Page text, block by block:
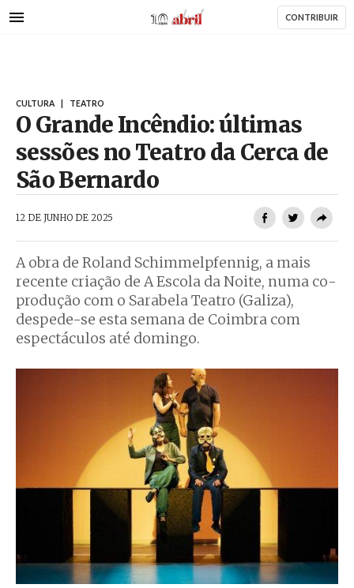
para
AbrilAbril CONTRIBUIR
CULTURA TEATRO
O Grande Incêndio: últimas
sessões no Teatro da Cerca de
São Bernardo
12 DE JUNHO DE 2025
A obra de Roland Schimmelpfennig, a mais
recente criação de A Escola da Noite, numa co-
produção com o Sarabela Teatro (Galiza),
despede-se esta semana de Coimbra com
espectáculos até domingo.